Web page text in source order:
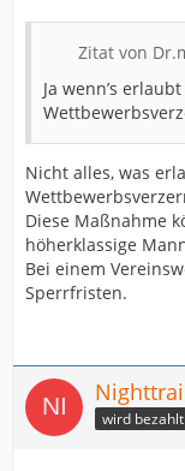
Zitat von
Ja wenn’s
Nicht alles, was
Diese Maßnahme
höherklassige
Bei einem
Sperrfristen.
wird bezahlt